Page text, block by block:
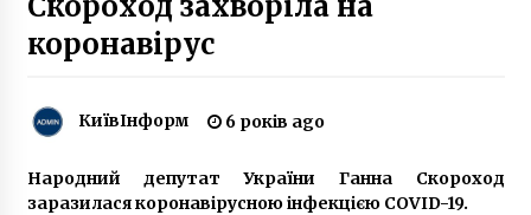
6 років ago
Втрачений Київ: трагічна історія двічі
знищеної Георгіївської церкви
коронавірус
КиївІнформ 6 років ago
Народний депутат України Ганна Скороход
заразилася коронавірусною інфекцією COVID-19.